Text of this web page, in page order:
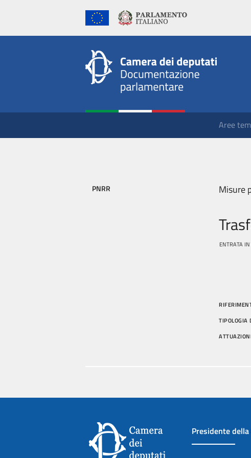
Aree
PNRR Misure
ENTRATA IN
TIPOLOGIA
Presidente della